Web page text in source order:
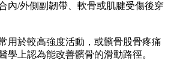
內/外側副韌帶、軟骨或肌腱受傷後穿
用於較高強度活動，或髕骨股骨疼痛
學上認為能改善髕骨的滑動路徑。